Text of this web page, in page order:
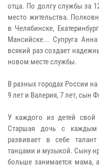
отца. По долгу службы за
место жительства.
в Челябинске,
Мансийске... Супруга
всякий раз создает
новом месте службы.
В разных городах России
9 лет и Валерия, 7 лет, сын
У каждого из детей свой
Старшая дочь с каждым
развивает в себе
танцами и музыкой. Сыну
больше занимается мама,